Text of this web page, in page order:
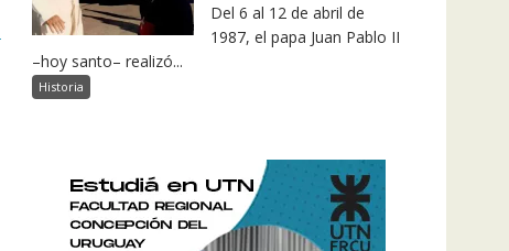
Del 6 al 12 de abril de
1987, el papa Juan Pablo II
–hoy santo– realizó...
Historia